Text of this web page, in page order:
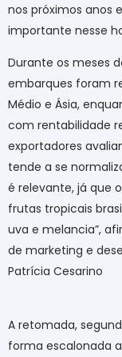
nos próximos anos
importante nesse
Durante os meses
embarques foram
Médio e Ásia,
com rentabilidade
exportadores
tende a se
é relevante, já que
frutas tropicais
uva e melancia”,
de marketing e
Patrícia Cesarino
A retomada,
forma escalonada